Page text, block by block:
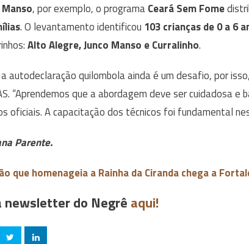
, por exemplo, o programaCeará Sem Fome
. O levantamento identificou 103 crianças de 0 a 6
Alto Alegre, Junco Manso e Curralinho.
autodeclaração quilombola ainda é um desafio, por
“Aprendemos que a abordagem deve ser cuidadosa e
oficiais. A capacitação dos técnicos foi fundamental
Parente.
que homenageia a Rainha da Ciranda chega a
newsletter do Negrê aqui!